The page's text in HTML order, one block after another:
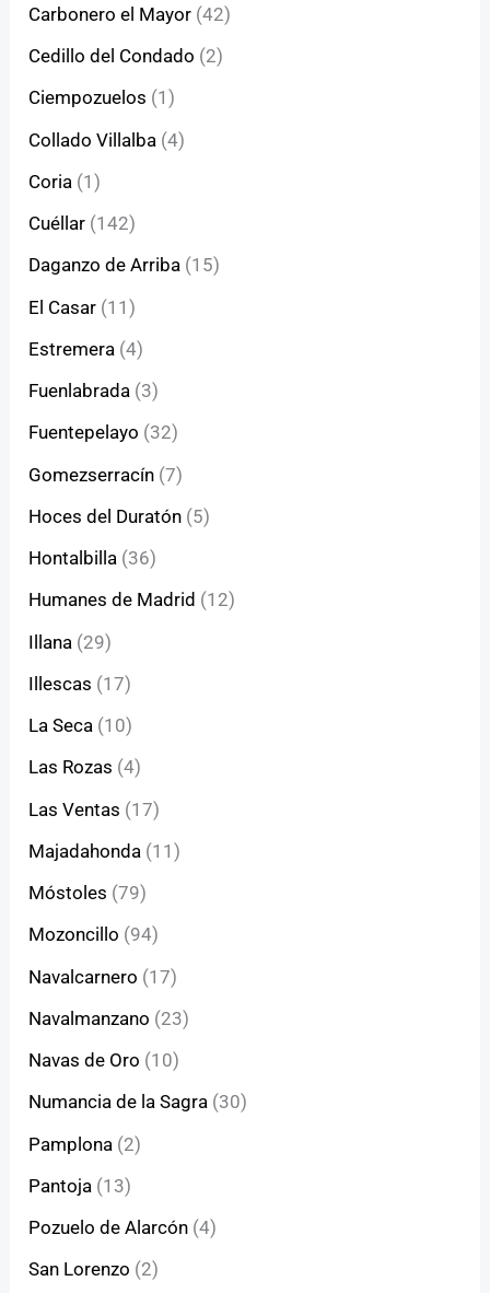
Carbonero el Mayor (42)
Cedillo del Condado (2)
Ciempozuelos (1)
Collado Villalba (4)
Coria (1)
Cuéllar (142)
Daganzo de Arriba (15)
El Casar (11)
Estremera (4)
Fuenlabrada (3)
Fuentepelayo (32)
Gomezserracín (7)
Hoces del Duratón (5)
Hontalbilla (36)
Humanes de Madrid (12)
Illana (29)
Illescas (17)
La Seca (10)
Las Rozas (4)
Las Ventas (17)
Majadahonda (11)
Móstoles (79)
Mozoncillo (94)
Navalcarnero (17)
Navalmanzano (23)
Navas de Oro (10)
Numancia de la Sagra (30)
Pamplona (2)
Pantoja (13)
Pozuelo de Alarcón (4)
San Lorenzo (2)